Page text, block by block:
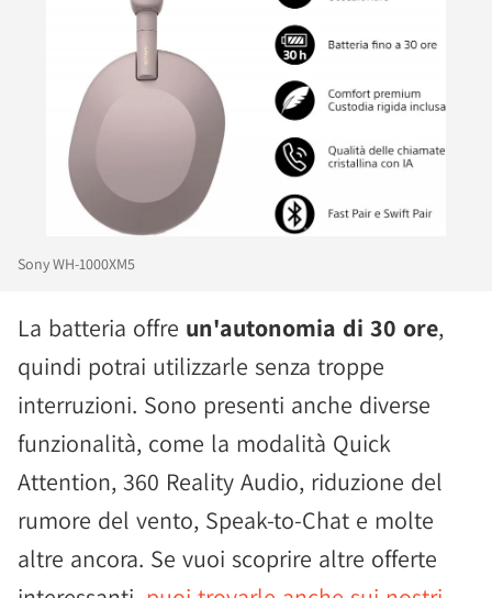
Sony WH-1000XM5
La batteria offre un'autonomia di 30 ore,
quindi potrai utilizzarle senza troppe
interruzioni. Sono presenti anche diverse
funzionalità, come la modalità Quick
Attention, 360 Reality Audio, riduzione del
rumore del vento, Speak-to-Chat e molte
altre ancora. Se vuoi scoprire altre offerte